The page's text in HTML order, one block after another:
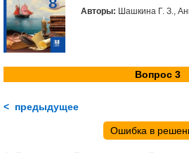
Авторы: Шашкина Г. З.,
Вопрос 3
< предыдущее
Ошибка в